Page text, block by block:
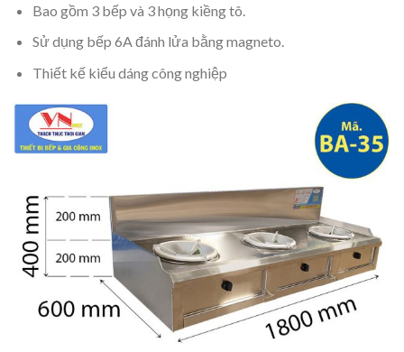
Bao gồm 3 bếp và 3 họng kiềng tô.
Sử dụng bếp 6A đánh lửa bằng magneto.
Thiết kế kiểu dáng công nghiệp